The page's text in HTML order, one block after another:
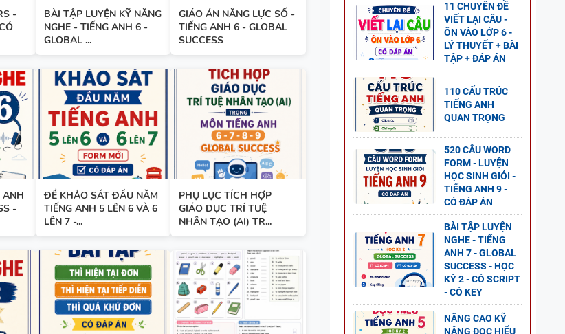
UNIT - TIẾNG ANH 7 - GLOBAL
SUCCESS - HỌC KỲ 1 - CÓ ĐÁP ÁN
TÓM TẮT CÁC CHUYÊN ĐỀ NGỮ
PHÁP TIẾNG ANH - PDF AI
SPEAKING TIẾNG ANH 3
-
BÀI TẬP LUYỆN KỸ NĂNG
NGHE - TIẾNG ANH 6 -
GLOBAL ...
GIÁO ÁN NĂNG LỰC SỐ -
TIẾNG ANH 6 - GLOBAL
SUCCESS
ANH
-
ĐỀ KHẢO SÁT ĐẦU NĂM
TIẾNG ANH 5 LÊN 6 VÀ 6
LÊN 7 -...
PHỤ LỤC TÍCH HỢP
GIÁO DỤC TRÍ TUỆ
NHÂN TẠO (AI) TR...
11 CHUYÊN ĐỀ
VIẾT LẠI CÂU -
ÔN VÀO LỚP 6 -
LÝ THUYẾT + BÀI
TẬP + ĐÁP ÁN
110 CẤU TRÚC
TIẾNG ANH
QUAN TRỌNG
520 CÂU WORD
FORM - LUYỆN
HỌC SINH GIỎI -
TIẾNG ANH 9 -
CÓ ĐÁP ÁN
BÀI TẬP LUYỆN
NGHE - TIẾNG
ANH 7 - GLOBAL
SUCCESS - HỌC
KỲ 2 - CÓ SCRIPT
- CÓ KEY
NÂNG CAO KỸ
NĂNG ĐỌC HIỂU